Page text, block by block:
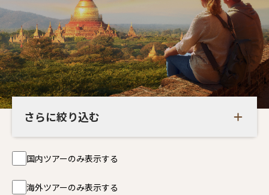
さらに絞り込む
国内ツアーのみ表示する
海外ツアーのみ表示する